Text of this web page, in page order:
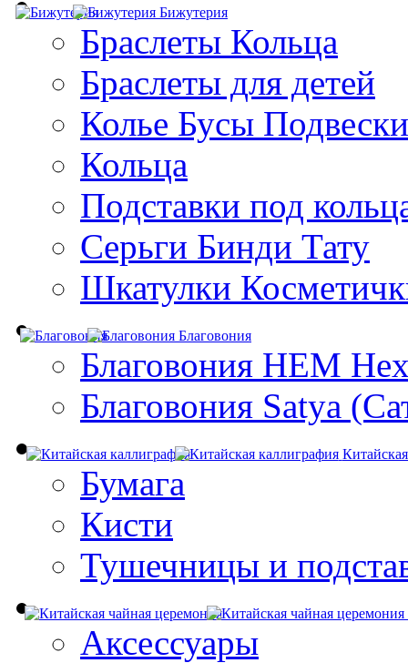
Бижутерия
Браслеты Кольца
Браслеты для детей
Колье Бусы Подвески
Кольца
Подставки под
Серьги Бинди Тату
Шкатулки
Благовония
Благовония HEM
Благовония Satya
Бумага
Кисти
Тушечницы и
Аксессуары